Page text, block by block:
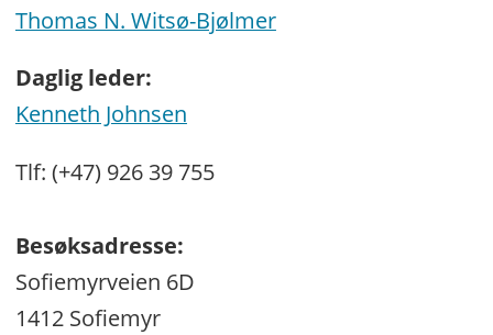
Thomas N. Witsø-Bjølmer
Daglig leder:
Kenneth Johnsen
Tlf: (+47) 926 39 755
Besøksadresse:
Sofiemyrveien 6D
1412 Sofiemyr